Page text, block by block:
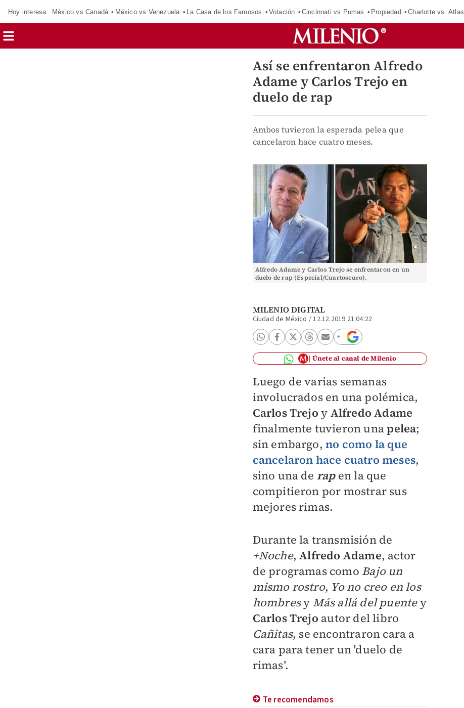
Hoy interesa: México vs Canadá México vs Venezuela La Casa de los Famosos Votación Cincinnati vs Pumas Propiedad Charlotte vs. Atlas
Así se enfrentaron Alfredo
Adame y Carlos Trejo en
duelo de rap
Ambos tuvieron la esperada pelea que
cancelaron hace cuatro meses.
Alfredo Adame y Carlos Trejo se enfrentaron en un
duelo de rap (Especial/Cuartoscuro).
MILENIO DIGITAL
Ciudad de México /12.12.2019 21:04:22
Únete al canal de Milenio
Luego de varias semanas
involucrados en una polémica,
Carlos Trejoy Alfredo Adame
finalmente tuvieron unapelea;
sin embargo,no como la que
cancelaron hace cuatro meses,
sino una de rap en la que
compitieron por mostrar sus
mejores rimas.
Durante la transmisión de
+Noche,Alfredo Adame, actor
de programas como Bajo un
mismo rostro, Yo no creo en los
hombresy Más allá del puentey
Carlos Trejo autor del libro
Cañitas, se encontraron cara a
cara para tener un 'duelo de
rimas’.
Te recomendamos